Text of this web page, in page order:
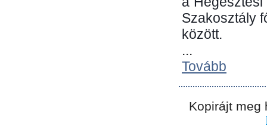
Szakosztály
között.
...
Tovább
Kopirájt meg